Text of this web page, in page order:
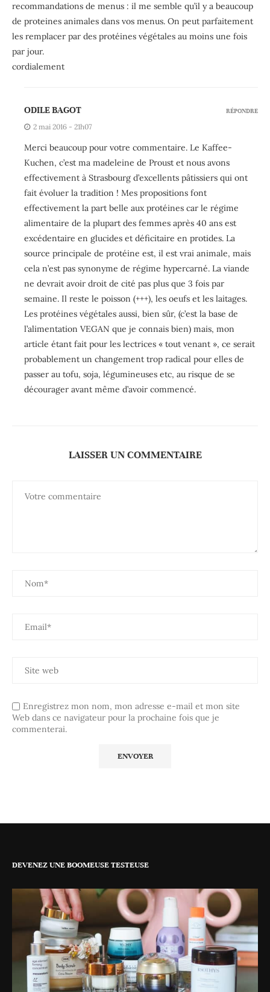
recommandations de menus : il me semble qu’il y a beaucoup
de proteines animales dans vos menus. On peut parfaitement
les remplacer par des protéines végétales au moins une fois
par jour.
cordialement
ODILE BAGOT
2 mai 2016 - 21h07
Merci beaucoup pour votre commentaire. Le Kaffee-
Kuchen, c’est ma madeleine de Proust et nous avons
effectivement à Strasbourg d’excellents pâtissiers qui ont
fait évoluer la tradition ! Mes propositions font
effectivement la part belle aux protéines car le régime
alimentaire de la plupart des femmes après 40 ans est
excédentaire en glucides et déficitaire en protides. La
source principale de protéine est, il est vrai animale, mais
cela n’est pas synonyme de régime hypercarné. La viande
ne devrait avoir droit de cité pas plus que 3 fois par
semaine. Il reste le poisson (+++), les oeufs et les laitages.
Les protéines végétales aussi, bien sûr, (c’est la base de
l’alimentation VEGAN que je connais bien) mais, mon
article étant fait pour les lectrices « tout venant », ce serait
probablement un changement trop radical pour elles de
passer au tofu, soja, légumineuses etc, au risque de se
décourager avant même d’avoir commencé.
RÉPONDRE
LAISSER UN COMMENTAIRE
Enregistrez mon nom, mon adresse e-mail et mon site
Web dans ce navigateur pour la prochaine fois que je
commenterai.
DEVENEZ UNE BOOMEUSE TESTEUSE